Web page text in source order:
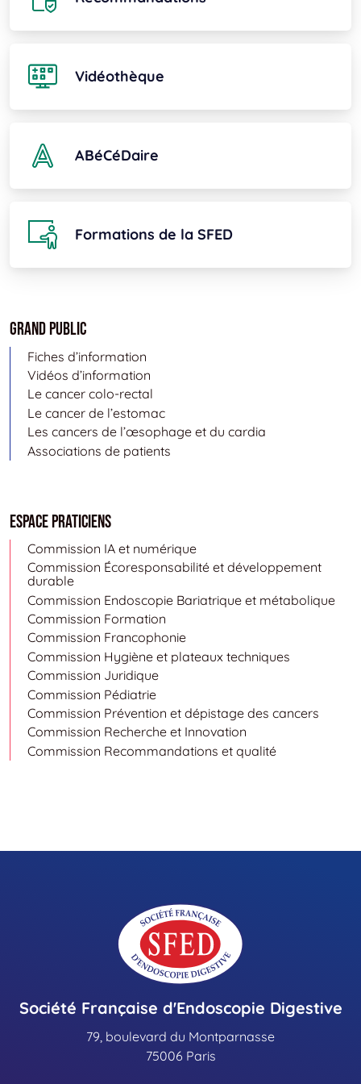
Vidéothèque
ABéCéDaire
Formations de la SFED
Grand public
Fiches d’information
Vidéos d’information
Le cancer colo-rectal
Le cancer de l’estomac
Les cancers de l’œsophage et du cardia
Associations de patients
Espace Praticiens
Commission IA et numérique
Commission Écoresponsabilité et développement
durable
Commission Endoscopie Bariatrique et métabolique
Commission Formation
Commission Francophonie
Commission Hygiène et plateaux techniques
Commission Juridique
Commission Pédiatrie
Commission Prévention et dépistage des cancers
Commission Recherche et Innovation
Commission Recommandations et qualité
Société Française d'Endoscopie Digestive
79, boulevard du Montparnasse
75006 Paris